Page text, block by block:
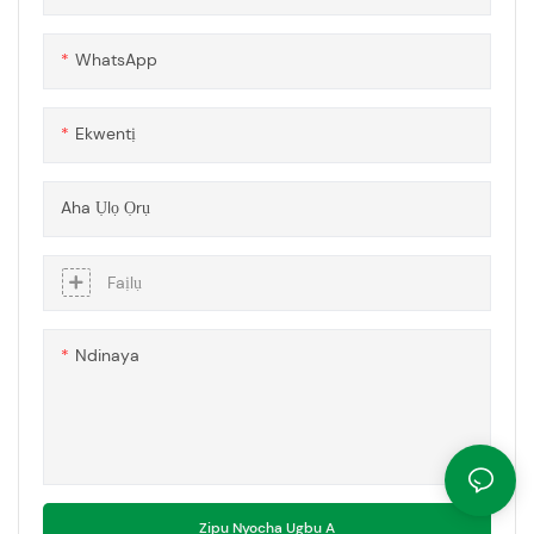
WhatsApp
Ekwentị
Aha Ụlọ Ọrụ
Faịlụ
Ndinaya
Zipu Nyocha Ugbu A
sayensị.